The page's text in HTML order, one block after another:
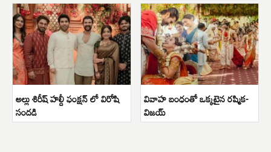
అల్లు శిరీష్ హల్దీ ఫంక్షన్ లో విరోషి
సందడి
వివాహ బంధంతో ఒక్కటైన రష్మిక-
విజయ్